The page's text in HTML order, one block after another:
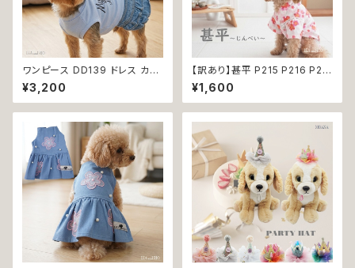
ワンピース DD139 ドレス カジ
ュアル スカート ハンドメイド パ
ピー 小型犬 犬 猫 ペット 服 犬
服 犬の服 猫服 猫の服 ドッグウ
け 返品交換不可
¥3,200
【訳あり】甚平 P215 P216 P21
7 P218 ドッグウエア ドックウェ
ア 女の子 ピンク ホワイト フラ
ワー 花柄 桜 水風船 祭り 極小
の服 犬洋服 犬の洋服 洋服 お
しゃれ かわいい 可愛い 和装 和
柄 古風 伝統 日本 夏 返品交換
不可
¥1,600